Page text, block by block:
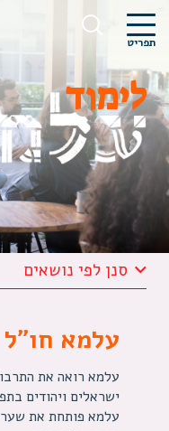
תפריט
לימוד
סנן לפי נושאים
עלמא חו״ל
עלמא רואה את
ישראלים ויהודים
עלמא פותחת את